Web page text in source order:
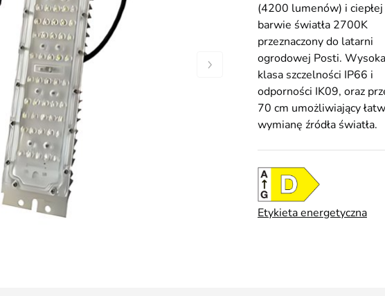
(4200 lumenów) i ciepłej
barwie światła 2700K
przeznaczony do latarni
ogrodowej Posti. Wysoka
klasa szczelności IP66 i
odporności IK09, oraz
70 cm umożliwiający
wymianę źródła światła.
Etykieta energetyczna